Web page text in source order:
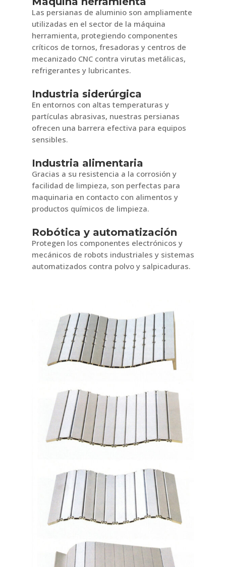
Las persianas de aluminio son ampliamente
utilizadas en el sector de la máquina
herramienta, protegiendo componentes
críticos de tornos, fresadoras y centros de
mecanizado CNC contra virutas metálicas,
refrigerantes y lubricantes.
Industria siderúrgica
En entornos con altas temperaturas y
partículas abrasivas, nuestras persianas
ofrecen una barrera efectiva para equipos
sensibles.
Industria alimentaria
Gracias a su resistencia a la corrosión y
facilidad de limpieza, son perfectas para
maquinaria en contacto con alimentos y
productos químicos de limpieza.
Robótica y automatización
Protegen los componentes electrónicos y
mecánicos de robots industriales y sistemas
automatizados contra polvo y salpicaduras.